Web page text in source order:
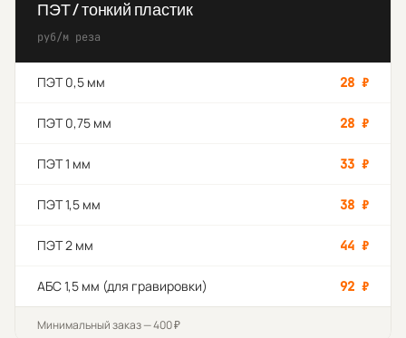
ПЭТ / тонкий пластик
руб/м реза
ПЭТ 0,5 мм 28 ₽
ПЭТ 0,75 мм 28 ₽
ПЭТ 1 мм 33 ₽
ПЭТ 1,5 мм 38 ₽
ПЭТ 2 мм 44 ₽
АБС 1,5 мм (для гравировки) 92 ₽
Минимальный заказ — 400 ₽